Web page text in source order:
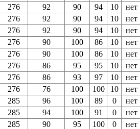
276 92 90 94 10
нет
276 92 90 94 10
нет
276 92 90 94 10
нет
276 90 100 86 10
нет
276 90 100 86 10
нет
276 86 95 95 10
нет
276 86 93 97 10
нет
276 76 100 100 10
нет
285 96 100 89 0
нет
285 94 100 91 0
нет
285 90 95 100 0
нет